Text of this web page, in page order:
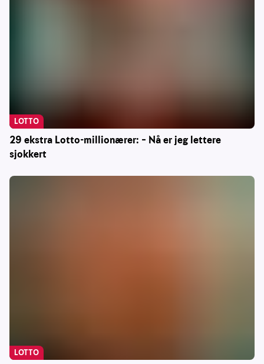
29 ekstra Lotto-millionærer: – Nå er jeg lettere
sjokkert
LOTTO
LOTTO